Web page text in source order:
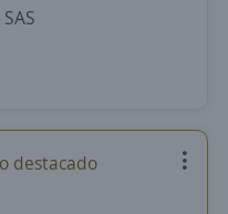
destacado